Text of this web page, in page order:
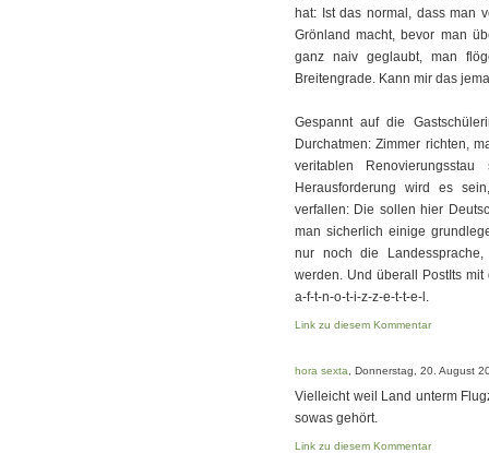
hat: Ist das normal, dass man
Grönland macht, bevor man
ganz naiv geglaubt, man
Breitengrade. Kann mir das
Gespannt auf die
Durchatmen: Zimmer richten,
veritablen
Herausforderung wird es
verfallen: Die sollen hier
man sicherlich einige
nur noch die
werden. Und überall PostIts
a-f-t-n-o-t-i-z-z-e-t-t-e-l.
Link zu diesem Kommentar
hora sexta , Donnerstag, 20. August
Vielleicht weil Land unterm
sowas gehört.
Link zu diesem Kommentar